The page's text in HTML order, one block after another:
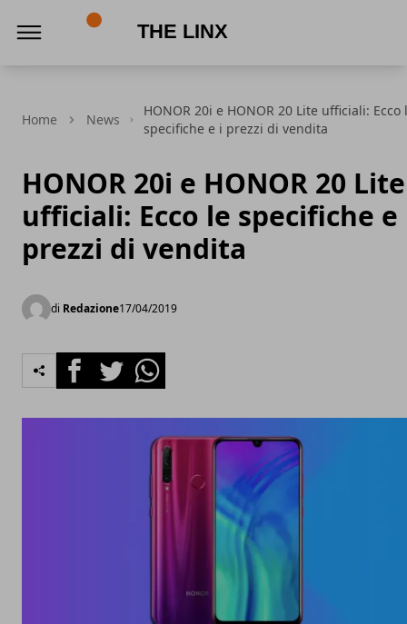
Home News
HONOR 20i e HONOR 20 Lite ufficiali: Ecco
specifiche e i prezzi di vendita
HONOR 20i e HONOR 20 Lite
ufficiali: Ecco le specifiche e
prezzi di vendita
di Redazione17/04/2019
FacebookTwitterWhatsapp